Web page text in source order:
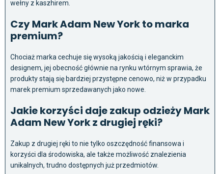
wełny z kaszhirem.
Czy Mark Adam New York to marka
premium?
Chociaż marka cechuje się wysoką jakością i eleganckim
designem, jej obecność głównie na rynku wtórnym sprawia, że
produkty stają się bardziej przystępne cenowo, niż w przypadku
marek premium sprzedawanych jako nowe.
Jakie korzyści daje zakup odzieży Mark
Adam New York z drugiej ręki?
Zakup z drugiej ręki to nie tylko oszczędność finansowa i
korzyści dla środowiska, ale także możliwość znalezienia
unikalnych, trudno dostępnych już przedmiotów.